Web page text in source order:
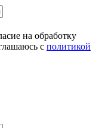
на обработку
с политикой